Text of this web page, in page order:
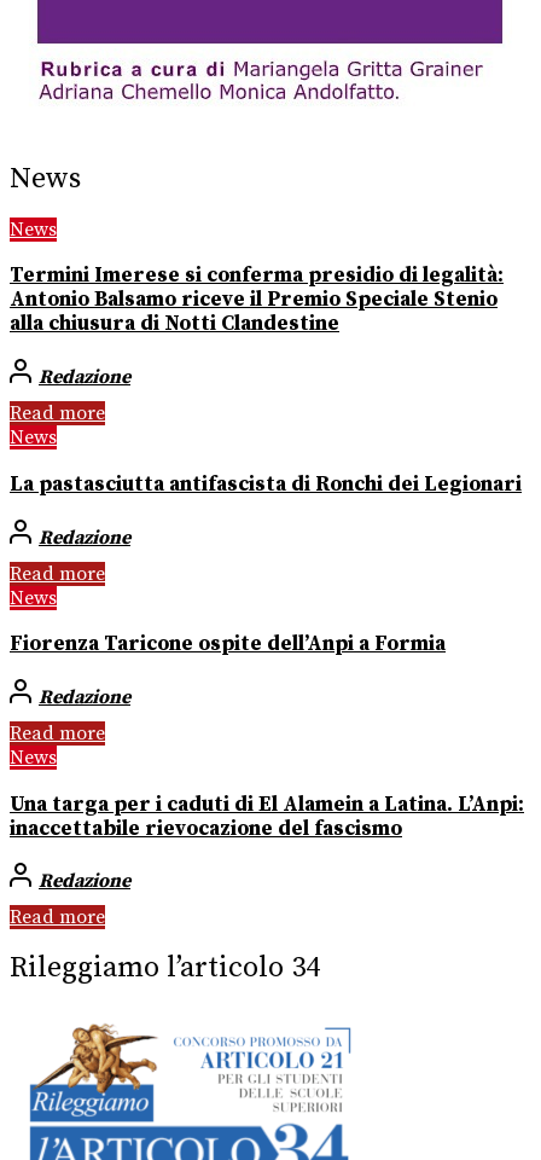
News
News
Termini Imerese si conferma presidio di legalità:
Antonio Balsamo riceve il Premio Speciale Stenio
alla chiusura di Notti Clandestine
Redazione
Read more
News
La pastasciutta antifascista di Ronchi dei Legionari
Redazione
Read more
News
Fiorenza Taricone ospite dell’Anpi a Formia
Redazione
Read more
News
Una targa per i caduti di El Alamein a Latina. L’Anpi:
inaccettabile rievocazione del fascismo
Redazione
Read more
Rileggiamo l’articolo 34